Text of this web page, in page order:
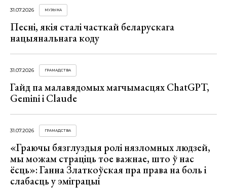
31.07.2026 МУЗЫКА
Песні, якія сталі часткай беларускага
нацыянальнага коду
31.07.2026 ГРАМАДСТВА
Гайд па малавядомых магчымасцях ChatGPT,
Gemini і Claude
31.07.2026 ГРАМАДСТВА
«Граючы бязглуздыя ролі нязломных людзей,
мы можам страціць тое важнае, што ў нас
ёсць»: Ганна Златкоўская пра права на боль і
слабасць у эміграцыі